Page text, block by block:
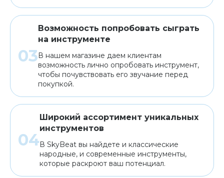
Возможность попробовать сыграть
на инструменте
В нашем магазине даем клиентам
возможность лично опробовать инструмент,
чтобы почувствовать его звучание перед
покупкой.
Широкий ассортимент уникальных
инструментов
В SkyBeat вы найдете и классические
народные, и современные инструменты,
которые раскроют ваш потенциал.